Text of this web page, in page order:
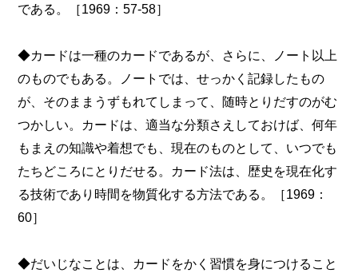
である。［1969：57-58］
◆カードは一種のカードであるが、さらに、ノート以上
のものでもある。ノートでは、せっかく記録したもの
が、そのままうずもれてしまって、随時とりだすのがむ
つかしい。カードは、適当な分類さえしておけば、何年
もまえの知識や着想でも、現在のものとして、いつでも
たちどころにとりだせる。カード法は、歴史を現在化す
る技術であり時間を物質化する方法である。［1969：
60］
◆だいじなことは、カードをかく習慣を身につけること